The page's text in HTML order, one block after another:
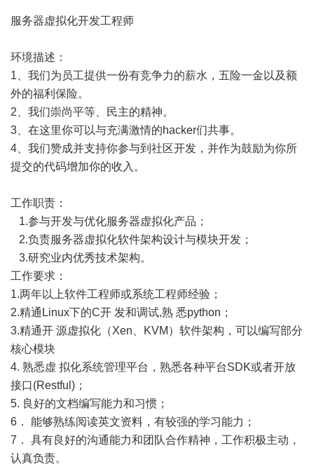
服务器虚拟化开发工程师
环境描述：
1、我们为员工提供一份有竞争力的薪水，五险一金以及额
外的福利保险。
2、我们崇尚平等、民主的精神。
3、在这里你可以与充满激情的hacker们共事。
4、我们赞成并支持你参与到社区开发，并作为鼓励为你所
提交的代码增加你的收入。
工作职责：
1.参与开发与优化服务器虚拟化产品；
2.负责服务器虚拟化软件架构设计与模块开发；
3.研究业内优秀技术架构。
工作要求：
1.两年以上软件工程师或系统工程师经验；
2.精通Linux下的C开 发和调试,熟 悉python；
3.精通开 源虚拟化（Xen、KVM）软件架构，可以编写部分
核心模块
4. 熟悉虚 拟化系统管理平台，熟悉各种平台SDK或者开放
接口(Restful)；
5. 良好的文档编写能力和习惯；
6． 能够熟练阅读英文资料，有较强的学习能力；
7． 具有良好的沟通能力和团队合作精神，工作积极主动，
认真负责。